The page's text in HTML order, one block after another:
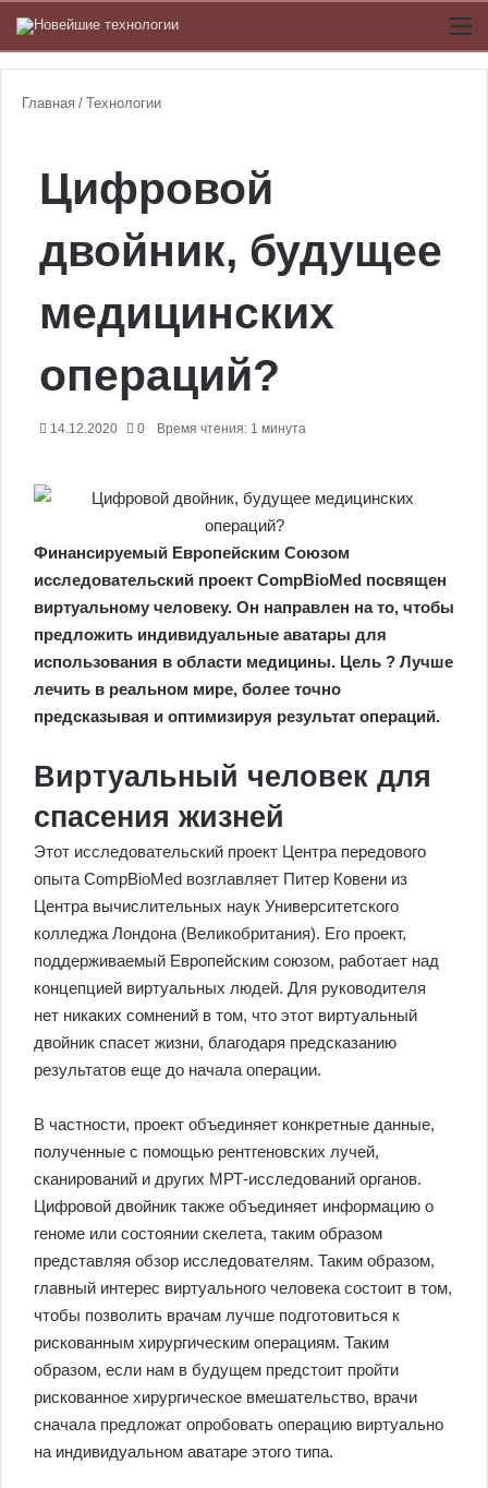
Главная / Технологии
Цифровой
двойник, будущее
медицинских
операций?
14.12.2020 0 Время чтения: 1 минута
Финансируемый Европейским Союзом
исследовательский проект CompBioMed посвящен
виртуальному человеку. Он направлен на то, чтобы
предложить индивидуальные аватары для
использования в области медицины. Цель ? Лучше
лечить в реальном мире, более точно
предсказывая и оптимизируя результат операций.
Виртуальный человек для
спасения жизней
Этот исследовательский проект Центра передового
опыта CompBioMed возглавляет Питер Ковени из
Центра вычислительных наук Университетского
колледжа Лондона (Великобритания). Его проект,
поддерживаемый Европейским союзом, работает над
концепцией виртуальных людей. Для руководителя
нет никаких сомнений в том, что этот виртуальный
двойник спасет жизни, благодаря предсказанию
результатов еще до начала операции.
В частности, проект объединяет конкретные данные,
полученные с помощью рентгеновских лучей,
сканирований и других МРТ-исследований органов.
Цифровой двойник также объединяет информацию о
геноме или состоянии скелета, таким образом
представляя обзор исследователям. Таким образом,
главный интерес виртуального человека состоит в том,
чтобы позволить врачам лучше подготовиться к
рискованным хирургическим операциям. Таким
образом, если нам в будущем предстоит пройти
рискованное хирургическое вмешательство, врачи
сначала предложат опробовать операцию виртуально
на индивидуальном аватаре этого типа.